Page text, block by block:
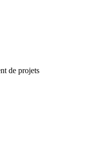
de projets